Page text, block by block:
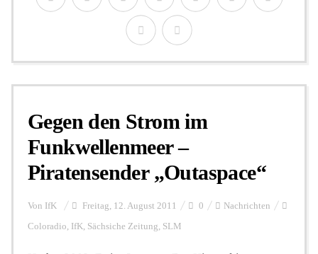
Gegen den Strom im
Funkwellenmeer –
Piratensender „Outaspace“
Von IfK Freitag, 12. August 2011 0 Nachrichten
Coloradio, IfK, Sächsiche Zeitung, SLM